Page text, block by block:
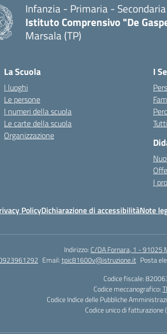
Infanzia - Primaria -
Istituto Comprensivo "De
Marsala (TP)
La Scuola
I luoghi
Le persone
I numeri della scuola
Le carte della scuola
Organizzazione
I
I
PolicyDichiarazione di accessibilitàNote
Indirizzo: C/DA Fornara, 1 - 91025
Email:tpic81600v@istruzione.it Posta
Codice fiscale:
Codice meccanografico:
Codice Indice delle Pubbliche
Codice unico di fatturazione